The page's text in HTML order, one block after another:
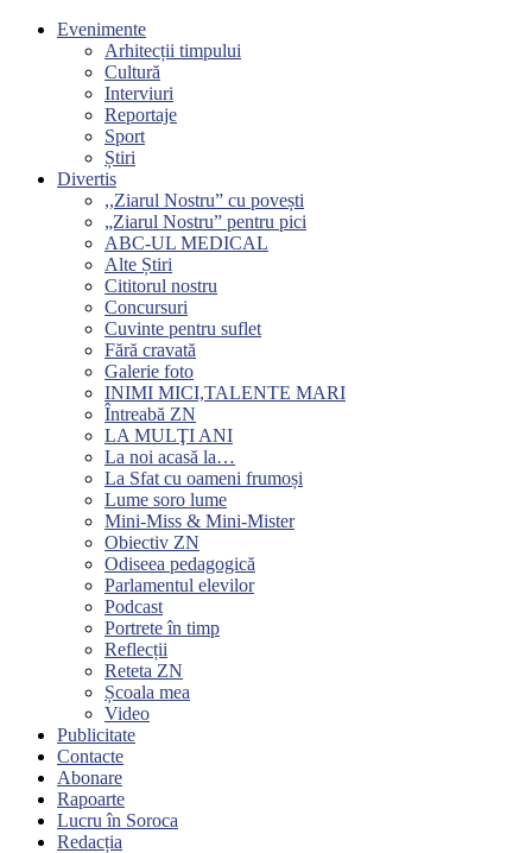
Evenimente
Arhitecții timpului
Cultură
Interviuri
Reportaje
Sport
Știri
Divertis
,,Ziarul Nostru” cu povești
„Ziarul Nostru” pentru pici
ABC-UL MEDICAL
Alte Știri
Cititorul nostru
Concursuri
Cuvinte pentru suflet
Fără cravată
Galerie foto
INIMI MICI,TALENTE MARI
Întreabă ZN
LA MULŢI ANI
La noi acasă la…
La Sfat cu oameni frumoși
Lume soro lume
Mini-Miss & Mini-Mister
Obiectiv ZN
Odiseea pedagogică
Parlamentul elevilor
Podcast
Portrete în timp
Reflecții
Reteta ZN
Școala mea
Video
Publicitate
Contacte
Abonare
Rapoarte
Lucru în Soroca
Redacția